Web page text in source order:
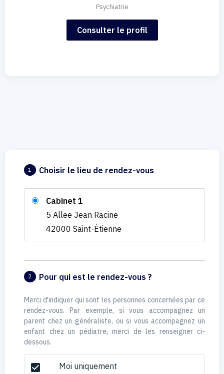
Psychiatrie
Consulter le profil
1 Choisir le lieu de rendez-vous
Cabinet 1
5 Allee Jean Racine
42000 Saint-Étienne
2 Pour qui est le rendez-vous ?
Merci d'indiquer qui sont les personnes concernées par ce
rendez-vous. Par exemple, si vous accompagnez un
parent chez un généraliste, ou si vous accompagnez un
enfant chez un pédiatre, merci de les renseigner ci-
dessous.
check_box Moi uniquement